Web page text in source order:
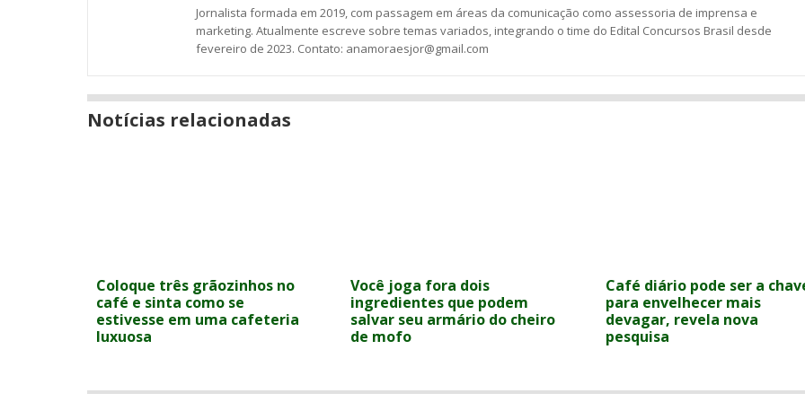
Jornalista formada em 2019, com passagem em áreas da comunicação como assessoria de imprensa e
marketing. Atualmente escreve sobre temas variados, integrando o time do Edital Concursos Brasil desde
fevereiro de 2023. Contato: anamoraesjor@gmail.com
Notícias relacionadas
Coloque três grãozinhos no
café e sinta como se
estivesse em uma cafeteria
luxuosa
Você joga fora dois
ingredientes que podem
salvar seu armário do cheiro
de mofo
Café diário pode ser a
para envelhecer mais
devagar, revela nova
pesquisa